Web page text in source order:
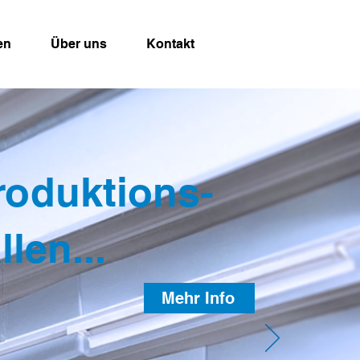
Über uns Kontakt
Mehr Info